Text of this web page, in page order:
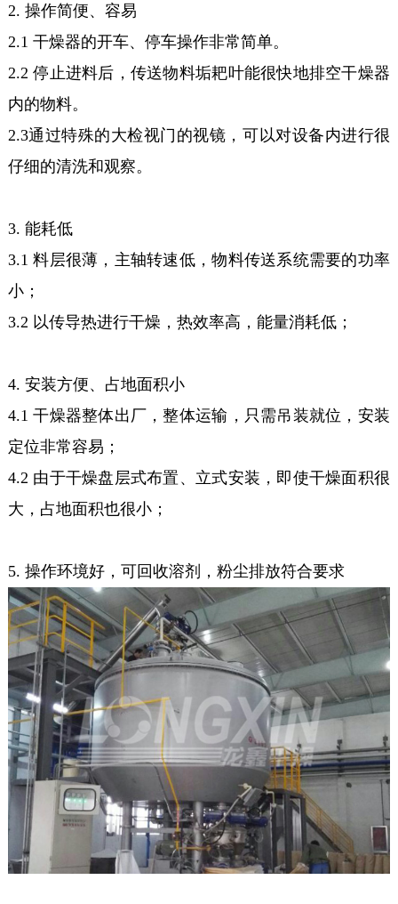
2. 操作简便、容易
2.1 干燥器的开车、停车操作非常简单。
2.2 停止进料后，传送物料垢耙叶能很快地排空干燥器
内的物料。
2.3通过特殊的大检视门的视镜，可以对设备内进行很
仔细的清洗和观察。
3. 能耗低
3.1 料层很薄，主轴转速低，物料传送系统需要的功率
小；
3.2 以传导热进行干燥，热效率高，能量消耗低；
4. 安装方便、占地面积小
4.1 干燥器整体出厂，整体运输，只需吊装就位，安装
定位非常容易；
4.2 由于干燥盘层式布置、立式安装，即使干燥面积很
大，占地面积也很小；
5. 操作环境好，可回收溶剂，粉尘排放符合要求